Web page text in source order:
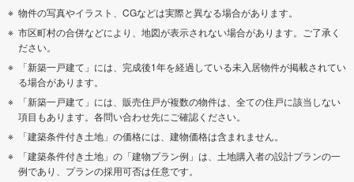
物件の写真やイラスト、CGなどは実際と異なる場合があります。
市区町村の合併などにより、地図が表示されない場合があります。ご了承く
ださい。
「新築一戸建て」には、完成後1年を経過している未入居物件が掲載されてい
る場合があります。
「新築一戸建て」には、販売住戸が複数の物件は、全ての住戸に該当しない
項目もあります。各問い合わせ先にご確認ください。
「建築条件付き土地」の価格には、建物価格は含まれません。
「建築条件付き土地」の「建物プラン例」は、土地購入者の設計プランの一
例であり、プランの採用可否は任意です。